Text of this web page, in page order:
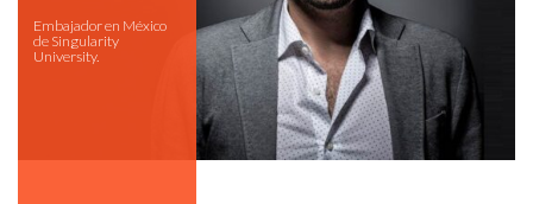
Embajador en México
de Singularity
University.